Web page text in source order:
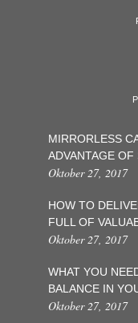
MIRRORLESS
ADVANTAGE
Oktober 27, 2017
HOW TO
FULL OF
Oktober 27, 2017
WHAT YOU
BALANCE IN
Oktober 27, 2017